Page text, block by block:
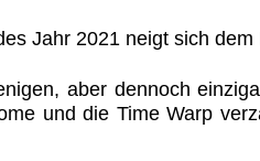
Jahr 2021 neigt sich dem
aber dennoch
und die Time Warp